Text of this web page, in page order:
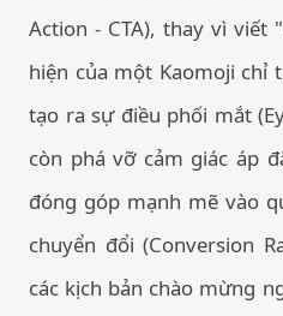
Action - CTA), thay vì viết
hiện của một Kaomoji chỉ
tạo ra sự điều phối mắt
còn phá vỡ cảm giác áp
đóng góp mạnh mẽ vào
chuyển đổi (Conversion
các kịch bản chào mừng